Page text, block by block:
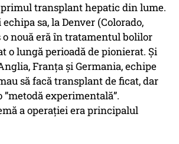
primul transplant hepatic din lume.
sa, la Denver (Colorado,
o nouă eră în tratamentul bolilor
o lungă perioadă de pionierat. Și
Franța și Germania, echipe
să facă transplant de ficat, dar
”metodă experimentală”.
a operației era principalul